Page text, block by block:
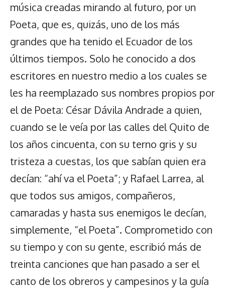
música creadas mirando al futuro, por un
Poeta, que es, quizás, uno de los más
grandes que ha tenido el Ecuador de los
últimos tiempos. Solo he conocido a dos
escritores en nuestro medio a los cuales se
les ha reemplazado sus nombres propios por
el de Poeta: César Dávila Andrade a quien,
cuando se le veía por las calles del Quito de
los años cincuenta, con su terno gris y su
tristeza a cuestas, los que sabían quien era
decían: “ahí va el Poeta”; y Rafael Larrea, al
que todos sus amigos, compañeros,
camaradas y hasta sus enemigos le decían,
simplemente, “el Poeta”. Comprometido con
su tiempo y con su gente, escribió más de
treinta canciones que han pasado a ser el
canto de los obreros y campesinos y la guía